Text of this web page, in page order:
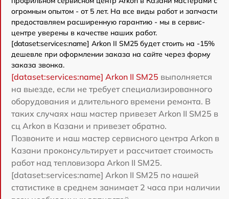
огромным опытом - от 5 лет. На все виды работ и запчасти
предоставляем расширенную гарантию - мы в сервис-
центре уверены в качестве наших работ.
[dataset:services:name] Arkon II SM25 будет стоить на -15%
дешевле при оформлении заказа на сайте через форму
заказа звонка.
[dataset:services:name] Arkon II SM25 выполняется
на выезде, если не требует специализированного
оборудования и длительного времени ремонта. В
таких случаях наш мастер привезет Arkon II SM25 в
сц Arkon в Казани и привезет обратно.
Позвоните и наш мастер сервисного центра Arkon в
Казани проконсультирует и рассчитает стоимость
работ над тепловизора Arkon II SM25.
[dataset:services:name] Arkon II SM25 по нашей
статистике в среднем занимает 2 часа при наличии